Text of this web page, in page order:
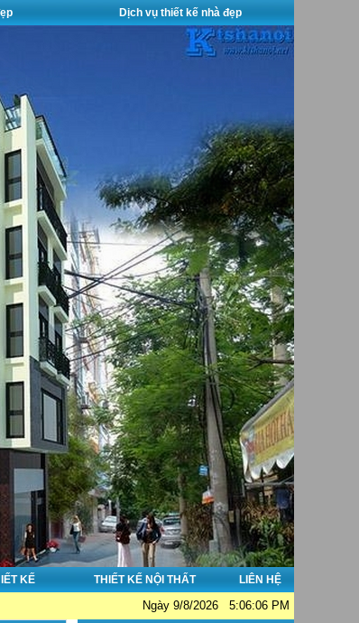
Dịch vụ thiết kế nhà đẹp
KẾ THIẾT KẾ NỘI THẤT LIÊN HỆ
công nhà đẹp - Tư vấn giám sát. Hotline: 0913038356; Email:
Ngày 9/8/2026 5:06:06 PM